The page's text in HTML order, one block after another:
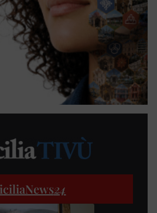
24